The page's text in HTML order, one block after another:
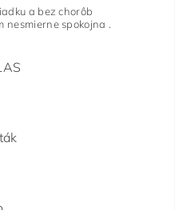
a bez chorôb
spokojna .